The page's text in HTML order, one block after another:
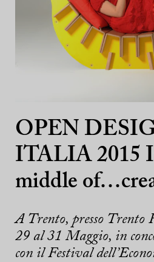
OPEN
ITALIA 2015
middle
A Trento, presso Trento
29 al 31 Maggio, in
con il Festival